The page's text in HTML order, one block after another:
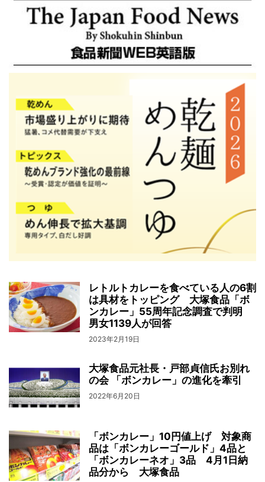
レトルトカレーを食べている人の6割
は具材をトッピング 大塚食品「ボ
ンカレー」55周年記念調査で判明
男女1139人が回答
2023年2月19日
大塚食品元社長・戸部貞信氏お別れ
の会 「ボンカレー」の進化を牽引
2022年6月20日
「ボンカレー」10円値上げ 対象商
品は「ボンカレーゴールド」4品と
「ボンカレーネオ」3品 4月1日納
品分から 大塚食品